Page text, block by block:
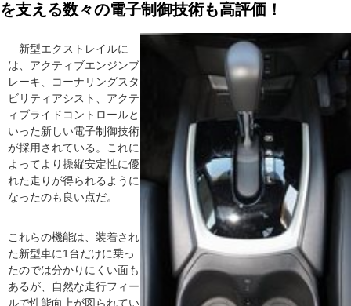
を支える数々の電子制御技術も高評価！
新型エクストレイルに
は、アクティブエンジンブ
レーキ、コーナリングスタ
ビリティアシスト、アクテ
ィブライドコントロールと
いった新しい電子制御技術
が採用されている。これに
よってより操縦安定性に優
れた走りが得られるように
なったのも良い点だ。
これらの機能は、装着され
た新型車に1台だけに乗っ
たのでは分かりにくい面も
あるが、自然な走行フィー
ルで性能向上が図られてい